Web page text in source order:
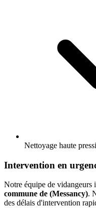
Nettoyage haute
Intervention en
Notre équipe de vidangeurs
commune de (Messancy).
des délais d'intervention